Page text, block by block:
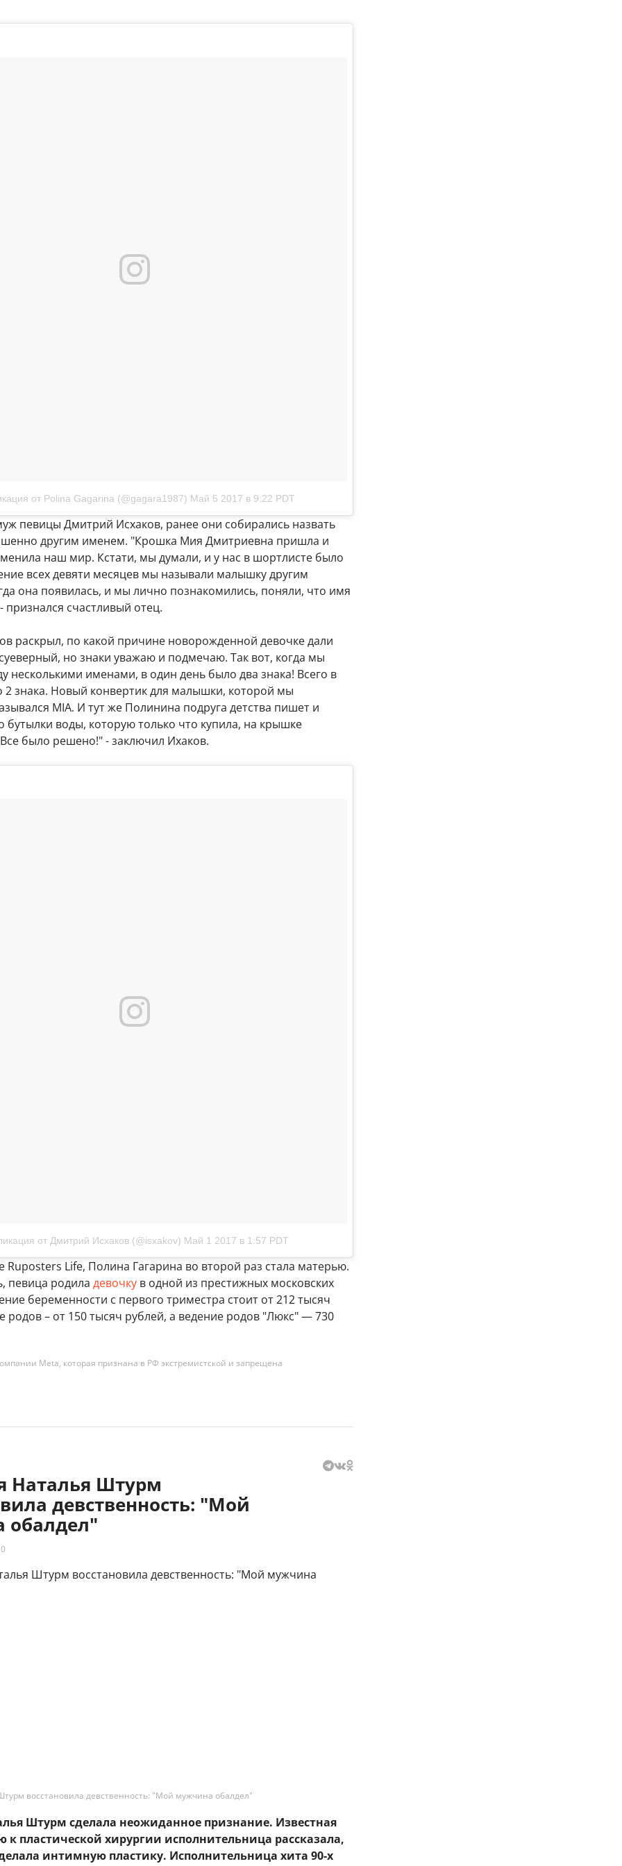
от Polina Gagarina (@gagara1987) Май 5 2017 в 9:22 PDT
певицы Дмитрий Исхаков, ранее они собирались назвать
другим именем. "Крошка Мия Дмитриевна пришла и
наш мир. Кстати, мы думали, и у нас в шортлисте было
всех девяти месяцев мы называли малышку другим
она появилась, и мы лично познакомились, поняли, что имя
признался счастливый отец.
раскрыл, по какой причине новорожденной девочке дали
но знаки уважаю и подмечаю. Так вот, когда мы
несколькими именами, в один день было два знака! Всего в
2 знака. Новый конвертик для малышки, которой мы
MIA. И тут же Полинина подруга детства пишет и
бутылки воды, которую только что купила, на крышке
было решено!" - заключил Ихаков.
от Дмитрий Исхаков (@isxakov) Май 1 2017 в 1:57 PDT
Ruposters Life, Полина Гагарина во второй раз стала матерью.
певица родила девочку в одной из престижных московских
беременности с первого триместра стоит от 212 тысяч
родов – от 150 тысяч рублей, а ведение родов "Люкс" — 730
Meta, которая признана в РФ экстремистской и запрещена
Наталья Штурм
девственность: "Мой
восстановила девственность: "Мой мужчина обалдел"
Штурм сделала неожиданное признание. Известная
к пластической хирургии исполнительница рассказала,
интимную пластику. Исполнительница хита 90-х